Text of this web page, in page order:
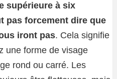
supérieure à six
pas forcement dire que
iront pas. Cela signifie
une forme de visage
rond ou carré. Les